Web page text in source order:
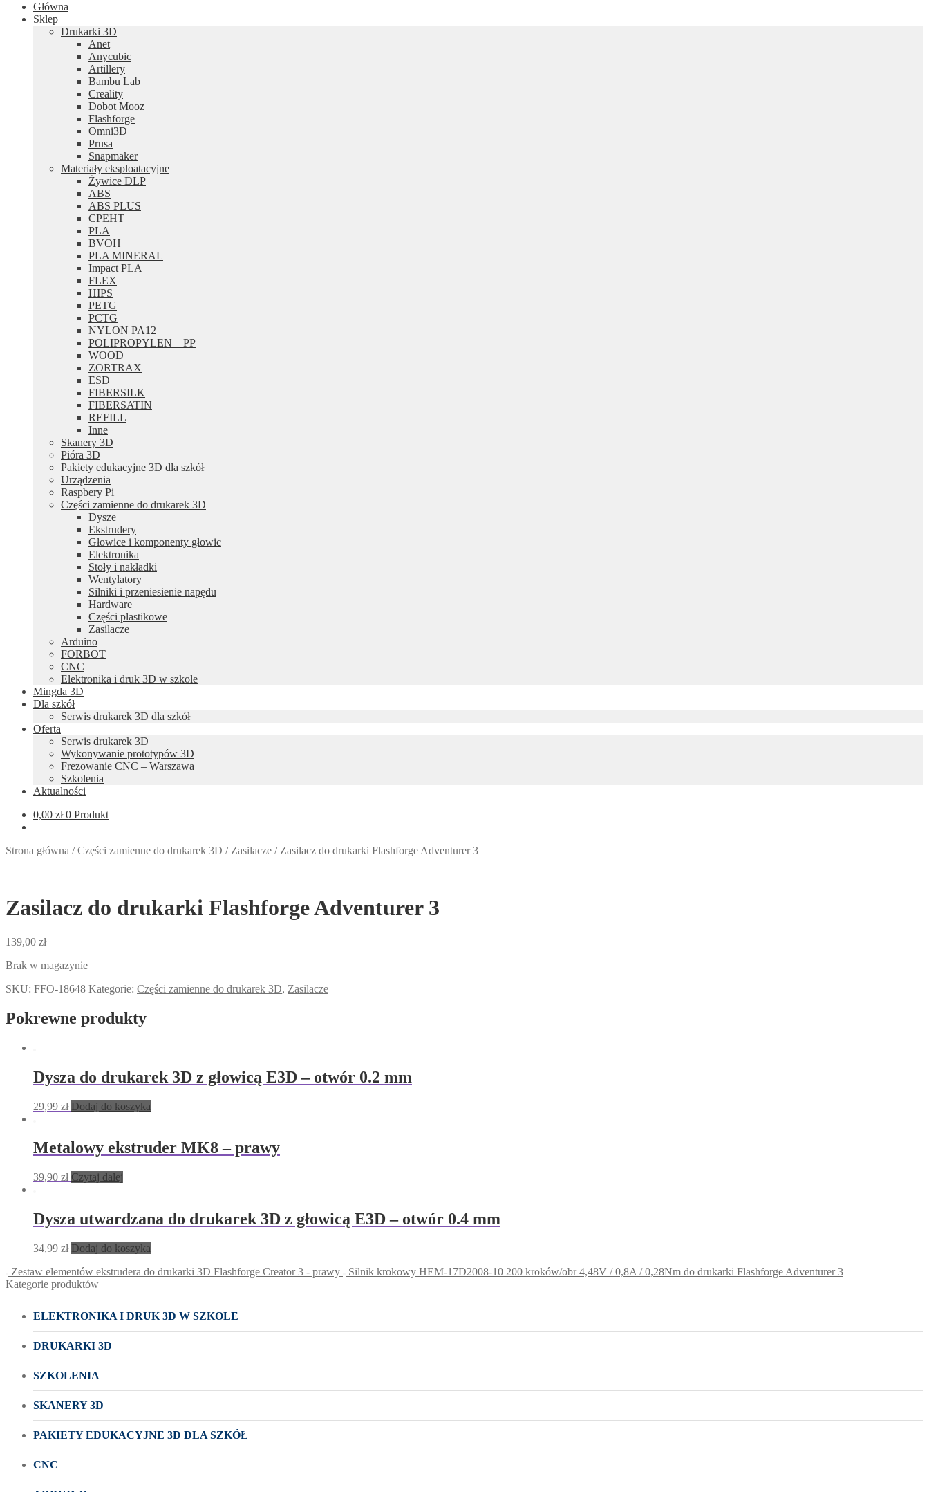
Główna
Sklep
Drukarki 3D
Anet
Anycubic
Artillery
Bambu Lab
Creality
Dobot Mooz
Flashforge
Omni3D
Prusa
Snapmaker
Materiały eksploatacyjne
Żywice DLP
ABS
ABS PLUS
CPEHT
PLA
BVOH
PLA MINERAL
Impact PLA
FLEX
HIPS
PETG
PCTG
NYLON PA12
POLIPROPYLEN – PP
WOOD
ZORTRAX
ESD
FIBERSILK
FIBERSATIN
REFILL
Inne
Skanery 3D
Pióra 3D
Pakiety edukacyjne 3D dla szkół
Urządzenia
Raspbery Pi
Części zamienne do drukarek 3D
Dysze
Ekstrudery
Głowice i komponenty głowic
Elektronika
Stoły i nakładki
Wentylatory
Silniki i przeniesienie napędu
Hardware
Części plastikowe
Zasilacze
Arduino
FORBOT
CNC
Elektronika i druk 3D w szkole
Mingda 3D
Dla szkół
Serwis drukarek 3D dla szkół
Oferta
Serwis drukarek 3D
Wykonywanie prototypów 3D
Frezowanie CNC – Warszawa
Szkolenia
Aktualności
0,00 zł 0 Produkt
Strona główna /Części zamienne do drukarek 3D / Zasilacze / Zasilacz do drukarki Flashforge Adventurer 3
Zasilacz do drukarki Flashforge Adventurer 3
139,00 zł
Brak w magazynie
SKU: FFO-18648 Kategorie: Części zamienne do drukarek 3D, Zasilacze
Pokrewne produkty
Dysza do drukarek 3D z głowicą E3D – otwór 0.2 mm
29,99 zł Dodaj do koszyka
Metalowy ekstruder MK8 – prawy
39,90 zł Czytaj dalej
Dysza utwardzana do drukarek 3D z głowicą E3D – otwór 0.4 mm
34,99 zł Dodaj do koszyka
Zestaw elementów ekstrudera do drukarki 3D Flashforge Creator 3 - prawy
Silnik krokowy HEM-17D2008-10 200 kroków/obr 4,48V / 0,8A / 0,28Nm do drukarki Flashforge Adventurer 3
Kategorie produktów
ELEKTRONIKA I DRUK 3D W SZKOLE
DRUKARKI 3D
SZKOLENIA
SKANERY 3D
PAKIETY EDUKACYJNE 3D DLA SZKÓŁ
CNC